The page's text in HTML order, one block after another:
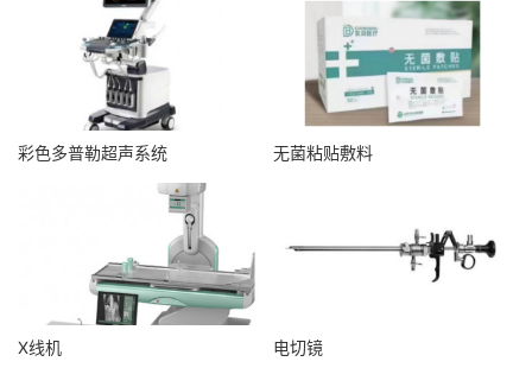
彩色多普勒超声系统 无菌粘贴敷料
X线机 电切镜